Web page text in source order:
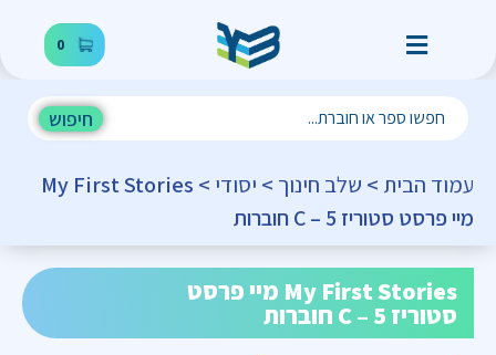
0
חיפוש
עמוד הבית > שלב חינוך > יסודי
> My First Stories
מיי פרסט סטוריז C – 5 חוברות
My First Stories מיי פרסט
סטוריז C – 5 חוברות